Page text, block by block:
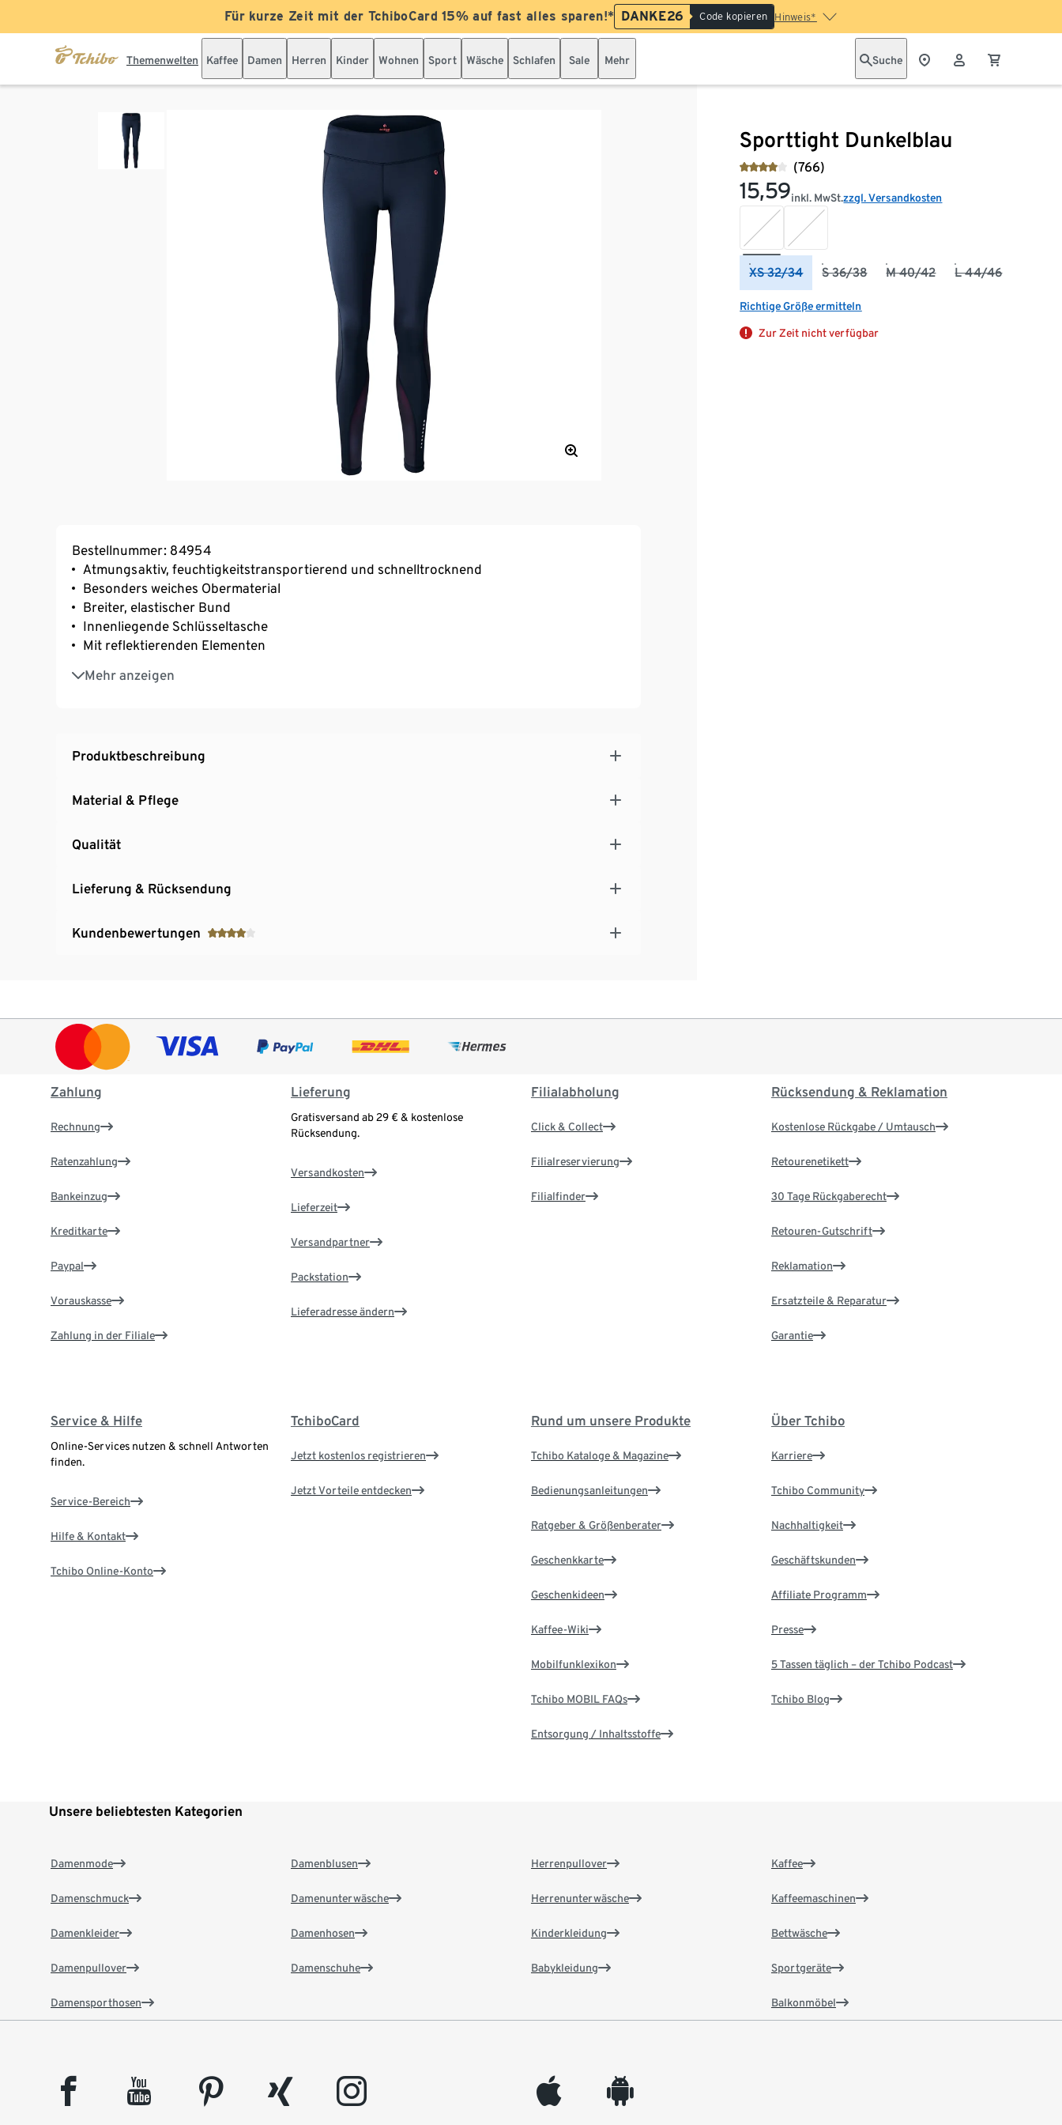
Für kurze Zeit mit der TchiboCard 15% auf fast alles sparen!* DANKE26 Code kopieren Hinweis*
Themenwelten Kaffee Damen Herren Kinder Wohnen Sport Wäsche Schlafen Sale Mehr Suche
Sporttight Dunkelblau
(766)
15,59inkl. MwSt.zzgl. Versandkosten
XS 32/34 S 36/38 M 40/42 L 44/46
Richtige Größe ermitteln
Zur Zeit nicht verfügbar
Bestellnummer: 84954
Atmungsaktiv, feuchtigkeitstransportierend und schnelltrocknend
Besonders weiches Obermaterial
Breiter, elastischer Bund
Innenliegende Schlüsseltasche
Mit reflektierenden Elementen
Mehr anzeigen
Dynamische modische Schnittführung
Mit Einsätzen in Ripp-Optik – wechseln bei Dehnung die Farbe
Produktbeschreibung
Material & Pflege
Qualität
Lieferung & Rücksendung
Kundenbewertungen
Zahlung
Rechnung
Ratenzahlung
Bankeinzug
Kreditkarte
Paypal
Vorauskasse
Zahlung in der Filiale
Lieferung
Gratisversand ab 29 € & kostenlose
Rücksendung.
Versandkosten
Lieferzeit
Versandpartner
Packstation
Lieferadresse ändern
Filialabholung
Click & Collect
Filialreservierung
Filialfinder
Rücksendung & Reklamation
Kostenlose Rückgabe / Umtausch
Retourenetikett
30 Tage Rückgaberecht
Retouren-Gutschrift
Reklamation
Ersatzteile & Reparatur
Garantie
Service & Hilfe
Online-Services nutzen & schnell Antworten
finden.
Service-Bereich
Hilfe & Kontakt
Tchibo Online-Konto
TchiboCard
Jetzt kostenlos registrieren
Jetzt Vorteile entdecken
Rund um unsere Produkte
Tchibo Kataloge & Magazine
Bedienungsanleitungen
Ratgeber & Größenberater
Geschenkkarte
Geschenkideen
Kaffee-Wiki
Mobilfunklexikon
Tchibo MOBIL FAQs
Entsorgung / Inhaltsstoffe
Über Tchibo
Karriere
Tchibo Community
Nachhaltigkeit
Geschäftskunden
Affiliate Programm
Presse
5 Tassen täglich – der Tchibo Podcast
Tchibo Blog
Unsere beliebtesten Kategorien
Damenmode
Damenschmuck
Damenkleider
Damenpullover
Damensporthosen
Damenblusen
Damenunterwäsche
Damenhosen
Damenschuhe
Herrenpullover
Herrenunterwäsche
Kinderkleidung
Babykleidung
Kaffee
Kaffeemaschinen
Bettwäsche
Sportgeräte
Balkonmöbel
facebook youtube pinterest xing instagram appleinc android